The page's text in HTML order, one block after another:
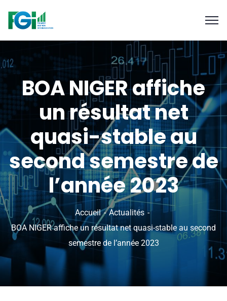
BOA NIGER affiche
un résultat net
quasi-stable au
second semestre de
l’année 2023
Accueil
Actualités
BOA NIGER affiche un résultat net quasi-stable au second
semestre de l’année 2023